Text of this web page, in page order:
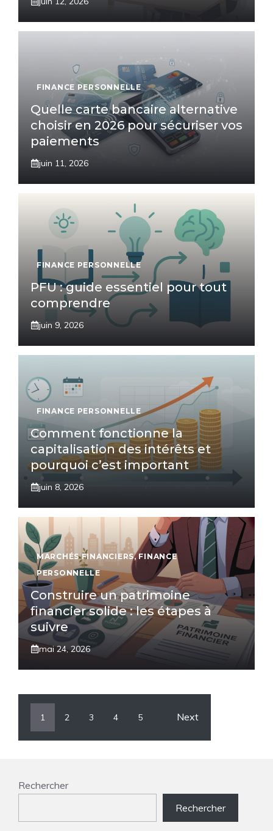
FINANCE PERSONNELLE
Quelle carte bancaire alternative
choisir en 2026 pour sécuriser vos
paiements
juin 11, 2026
FINANCE PERSONNELLE
PFU : guide essentiel pour tout
comprendre
juin 9, 2026
FINANCE PERSONNELLE
Comment fonctionne la
capitalisation des intérêts et
pourquoi c’est important
juin 8, 2026
MARCHÉS FINANCIERS,FINANCE
PERSONNELLE
Construire un patrimoine
financier solide : les étapes à
suivre
mai 24, 2026
1 2 3 4 5 Next
Rechercher
Rechercher